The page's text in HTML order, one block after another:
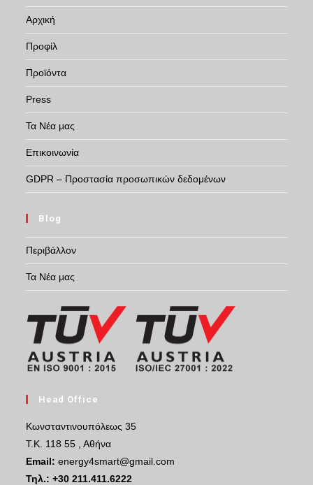
Αρχική
Προφίλ
Προϊόντα
Press
Τα Νέα μας
Επικοινωνία
GDPR – Προστασία προσωπικών δεδομένων
Blog
Περιβάλλον
Τα Νέα μας
Head Office
Κωνσταντινουπόλεως 35
Τ.Κ. 118 55 , Αθήνα
Email: energy4smart@gmail.com
Τηλ.: +30 211.411.6222